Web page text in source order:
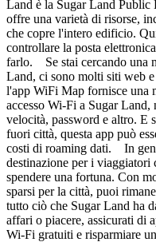
Land è la Sugar Land Public
offre una varietà di risorse,
che copre l'intero edificio.
controllare la posta
farlo. Se stai cercando una
Land, ci sono molti siti web
l'app WiFi Map fornisce una
accesso Wi-Fi a Sugar
velocità, password e altro. E
fuori città, questa app può
costi di roaming dati. In
destinazione per i viaggiatori
spendere una fortuna. Con
sparsi per la città, puoi
tutto ciò che Sugar Land ha
affari o piacere, assicurati di
Wi-Fi gratuiti e risparmiare